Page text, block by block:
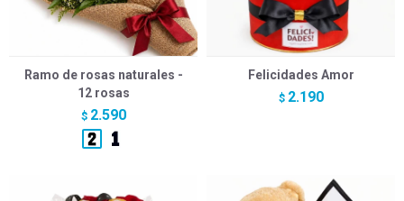
Ramo de rosas naturales -
12 rosas
$ 2.590
Felicidades Amor
$ 2.190